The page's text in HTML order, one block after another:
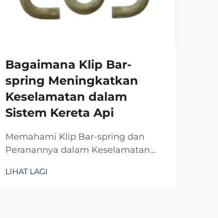
Bagaimana Klip Bar-
spring Meningkatkan
Keselamatan dalam
Sistem Kereta Api
Memahami Klip Bar-spring dan
Peranannya dalam Keselamatan
sebagai pengikat khas yang
LIHAT LAGI